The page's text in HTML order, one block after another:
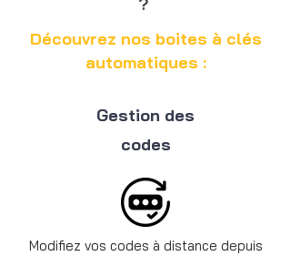
?
Découvrez nos boites à clés
automatiques :
Gestion des
codes
Modifiez vos codes à distance depuis